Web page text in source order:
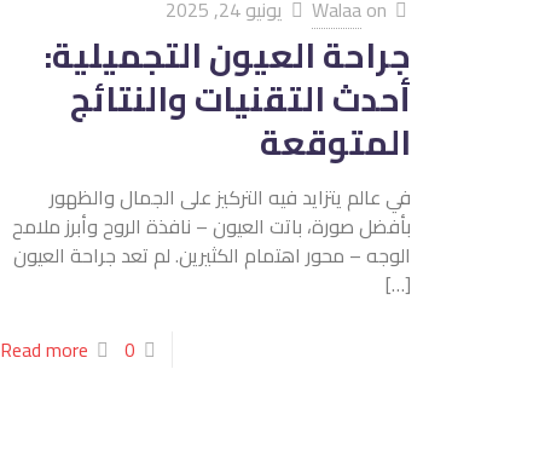
Walaaon يونيو 24, 2025
جراحة العيون التجميلية:
أحدث التقنيات والنتائج
المتوقعة
في عالم يتزايد فيه التركيز على الجمال والظهور
بأفضل صورة، باتت العيون – نافذة الروح وأبرز ملامح
الوجه – محور اهتمام الكثيرين. لم تعد جراحة العيون
[…]
0
Read more